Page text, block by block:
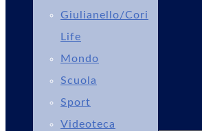
Giulianello/Cori
Life
Mondo
Scuola
Sport
Videoteca